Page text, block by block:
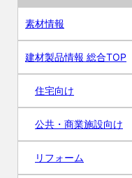
素材情報
建材製品情報 総合TOP
住宅向け
公共・商業施設向け
リフォーム